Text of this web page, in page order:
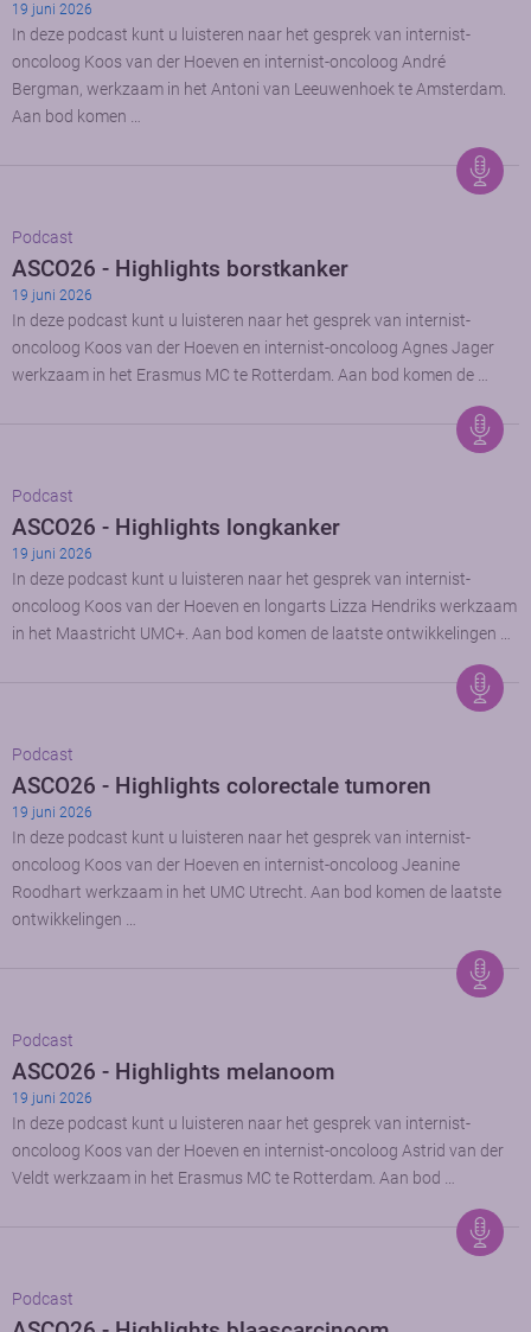
19 juni 2026
In deze podcast kunt u luisteren naar het gesprek van internist-
oncoloog Koos van der Hoeven en internist-oncoloog André
Bergman, werkzaam in het Antoni van Leeuwenhoek te Amsterdam.
Aan bod komen …
Podcast
ASCO26 - Highlights borstkanker
19 juni 2026
In deze podcast kunt u luisteren naar het gesprek van internist-
oncoloog Koos van der Hoeven en internist-oncoloog Agnes Jager
werkzaam in het Erasmus MC te Rotterdam. Aan bod komen de …
Podcast
ASCO26 - Highlights longkanker
19 juni 2026
In deze podcast kunt u luisteren naar het gesprek van internist-
oncoloog Koos van der Hoeven en longarts Lizza Hendriks werkzaam
in het Maastricht UMC+. Aan bod komen de laatste ontwikkelingen …
Podcast
ASCO26 - Highlights colorectale tumoren
19 juni 2026
In deze podcast kunt u luisteren naar het gesprek van internist-
oncoloog Koos van der Hoeven en internist-oncoloog Jeanine
Roodhart werkzaam in het UMC Utrecht. Aan bod komen de laatste
ontwikkelingen …
Podcast
ASCO26 - Highlights melanoom
19 juni 2026
In deze podcast kunt u luisteren naar het gesprek van internist-
oncoloog Koos van der Hoeven en internist-oncoloog Astrid van der
Veldt werkzaam in het Erasmus MC te Rotterdam. Aan bod …
Podcast